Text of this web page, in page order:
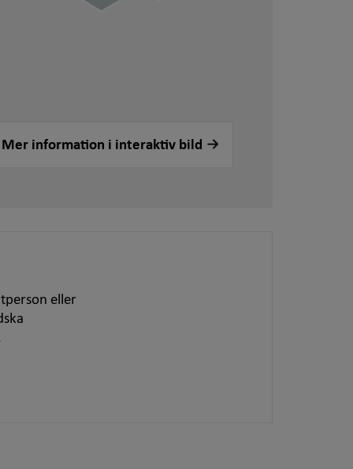
Mer information i interaktiv bild
eller